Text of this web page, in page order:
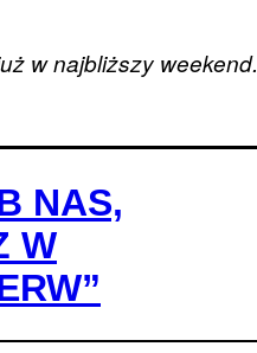
w najbliższy weekend.
NAS,
W